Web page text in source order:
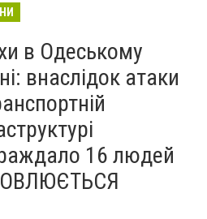
в Одеському
внаслідок атаки
16 людей